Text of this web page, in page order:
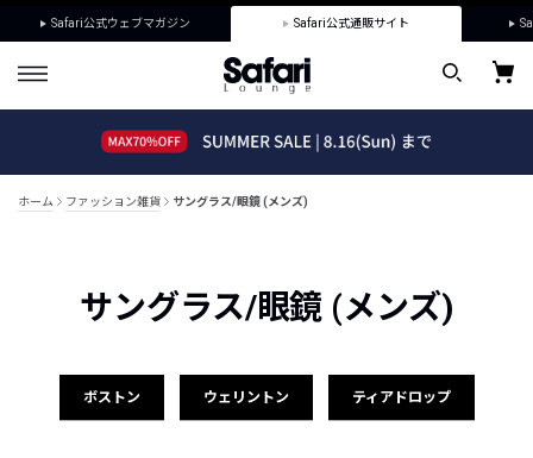
Safari公式ウェブマガジン Safari公式通販サイト
ホーム ファッション雑貨 サングラス/眼鏡 (メンズ)
サングラス/眼鏡 (メンズ)
ボストン ウェリントン ティアドロップ